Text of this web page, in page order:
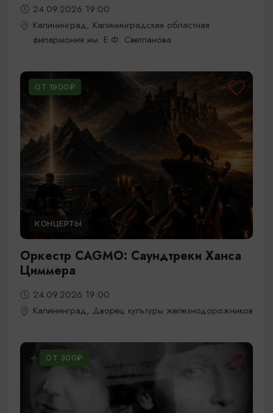
24.09.2026 19:00
Калининград, Калининградская областная
филармония им. Е.Ф. Светланова
ОТ 1900₽
КОНЦЕРТЫ
Оркестр CAGMO: Саундтреки Ханса
Циммера
24.09.2026 19:00
Калининград, Дворец культуры железнодорожников
ОТ 300₽